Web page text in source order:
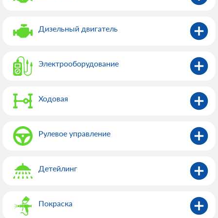
Дизельный двигатель
Электрооборудованиe
Ходовая
Рулевое управление
Детейлинг
Покраска